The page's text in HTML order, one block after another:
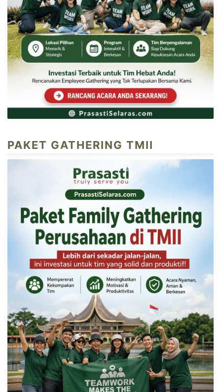
PAKET GATHERING TMII